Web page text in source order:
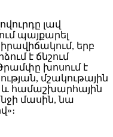
լավ
պայքարել
երբ
է ճնշում
խոսում է
մշակութային
համաշխարհային
մասին, նա